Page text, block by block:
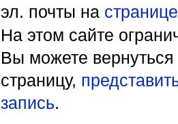
эл. почты на
На этом сайте
Вы можете
страницу,
запись.